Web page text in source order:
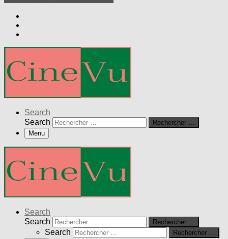
Search
Search
Rechercher …
Menu
Search
Search
Rechercher …
Search
Rechercher …